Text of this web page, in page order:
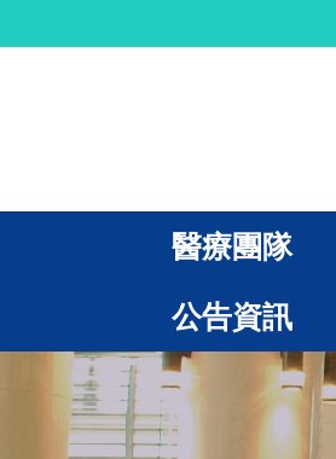
醫療團隊
公告資訊